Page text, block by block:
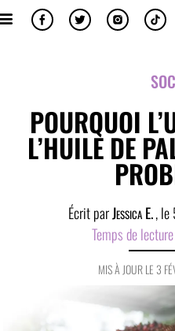
POURQUOI
L’HUILE DE
Écrit parJessica E., le
Temps de
MIS À JOUR LE 3